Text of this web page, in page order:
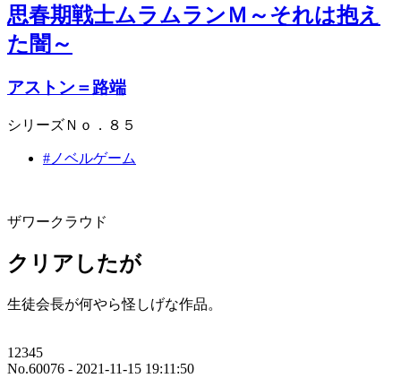
思春期戦士ムラムランＭ～それは抱え
た闇～
アストン＝路端
シリーズＮｏ．８５
#ノベルゲーム
ザワークラウド
クリアしたが
生徒会長が何やら怪しげな作品。
12345
No.60076 - 2021-11-15 19:11:50